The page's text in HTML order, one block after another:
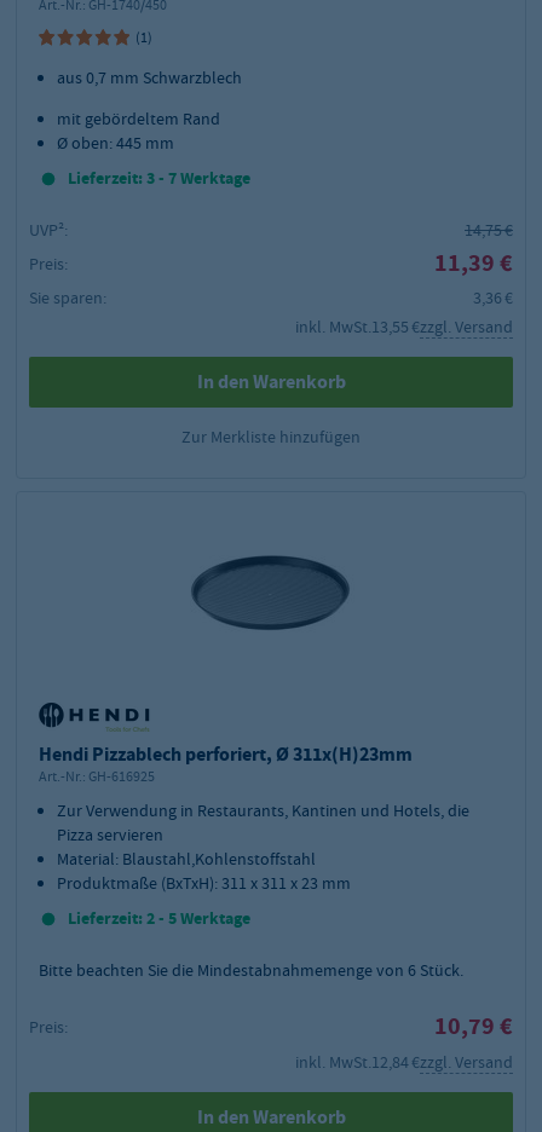
Art.-Nr.: GH-1740/450
(1)
aus 0,7 mm Schwarzblech
mit gebördeltem Rand
Ø oben: 445 mm
Lieferzeit: 3 - 7 Werktage
UVP²:
14,75 €
Preis:
11,39 €
Sie sparen:
3,36 €
inkl. MwSt.13,55 €zzgl. Versand
In den Warenkorb
Zur Merkliste hinzufügen
Hendi Pizzablech perforiert, Ø 311x(H)23mm
Art.-Nr.: GH-616925
Zur Verwendung in Restaurants, Kantinen und Hotels, die
Pizza servieren
Material: Blaustahl,Kohlenstoffstahl
Produktmaße (BxTxH): 311 x 311 x 23 mm
Lieferzeit: 2 - 5 Werktage
Bitte beachten Sie die Mindestabnahmemenge von 6 Stück.
Preis: 10,79 €
inkl. MwSt.12,84 €zzgl. Versand
In den Warenkorb